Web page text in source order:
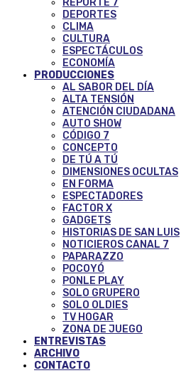
REPORTE 7
DEPORTES
CLIMA
CULTURA
ESPECTÁCULOS
ECONOMÍA
PRODUCCIONES
AL SABOR DEL DÍA
ALTA TENSIÓN
ATENCIÓN CIUDADANA
AUTO SHOW
CÓDIGO 7
CONCEPTO
DE TÚ A TÚ
DIMENSIONES OCULTAS
EN FORMA
ESPECTADORES
FACTOR X
GADGETS
HISTORIAS DE SAN LUIS
NOTICIEROS CANAL 7
PAPARAZZO
POCOYÓ
PONLE PLAY
SOLO GRUPERO
SOLO OLDIES
TV HOGAR
ZONA DE JUEGO
ENTREVISTAS
ARCHIVO
CONTACTO